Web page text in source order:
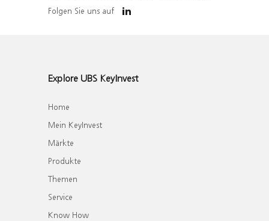
Folgen Sie uns auf
Explore UBS KeyInvest
Home
Mein KeyInvest
Märkte
Produkte
Themen
Service
Know How